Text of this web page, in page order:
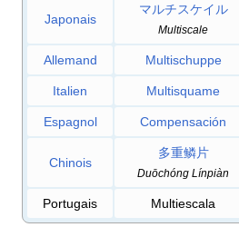
Japonais
マルチスケイル
Multiscale
Allemand Multischuppe
Italien Multisquame
Espagnol Compensación
Chinois
多重鳞片
Duōchóng Línpiàn
Portugais
Multiescala